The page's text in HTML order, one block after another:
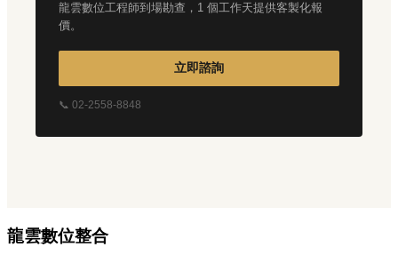
龍雲數位工程師到場勘查，1 個工作天提供客製化報
價。
立即諮詢
📞 02-2558-8848
龍雲數位整合